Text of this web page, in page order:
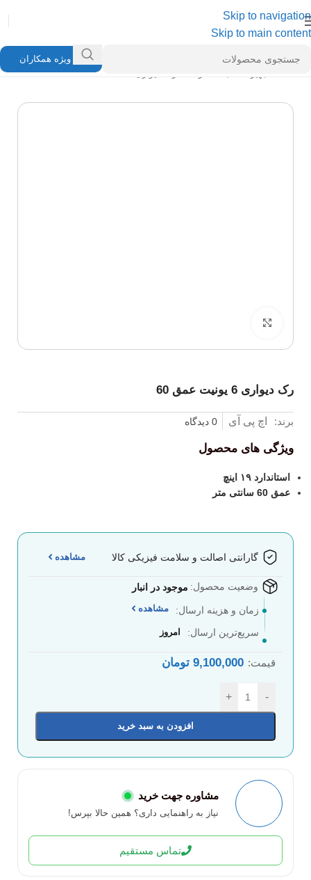
Skip to navigation
Skip to main content
ویژه همکاران
رک دیواری 6 یونیت عمق 60
برند: اچ پی آی 0 دیدگاه
ویژگی های محصول
استاندارد ۱۹ اینچ
عمق 60 سانتی متر
گارانتی اصالت و سلامت فیزیکی کالا مشاهده
وضعیت محصول: موجود در انبار
زمان و هزینه ارسال: مشاهده
سریع‌ترین ارسال: امروز
قیمت: 9,100,000 تومان
-
+
افزودن به سبد خرید
مشاوره جهت خرید
نیاز به راهنمایی داری؟ همین حالا بپرس!
تماس مستقیم